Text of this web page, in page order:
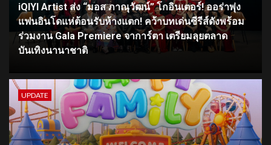
iQIYI Artist ส่ง “มอส ภาณุวัฒน์” โกอินเตอร์! ออร่าพุ่ง
แฟนอินโดแห่ต้อนรับห้างแตก! คว้าบทเด่นซีรีส์ดังพร้อม
ร่วมงาน Gala Premiere จาการ์ตา เตรียมลุยตลาด
บันเทิงนานาชาติ
UPDATE